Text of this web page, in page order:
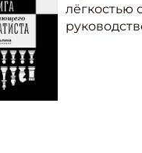
лёгкостью